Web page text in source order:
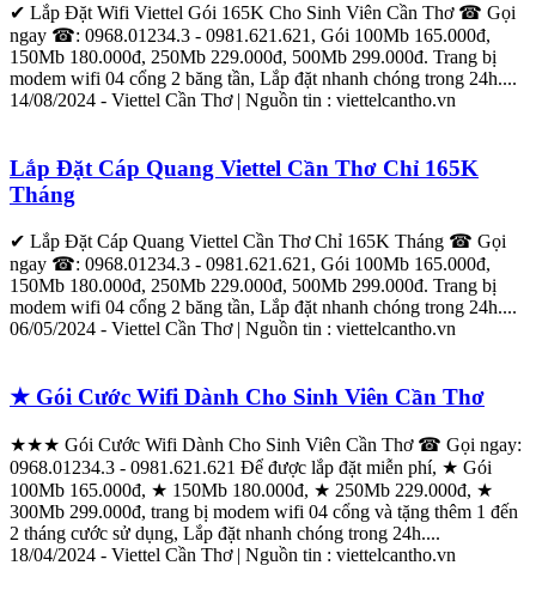
✔ Lắp Đặt Wifi Viettel Gói 165K Cho Sinh Viên Cần Thơ☎ Gọi
ngay ☎: 0968.01234.3 - 0981.621.621, Gói 100Mb 165.000đ,
150Mb 180.000đ, 250Mb 229.000đ, 500Mb 299.000đ. Trang bị
modem wifi 04 cổng 2 băng tần, Lắp đặt nhanh chóng trong 24h....
14/08/2024 - Viettel Cần Thơ| Nguồn tin : viettelcantho.vn
Lắp Đặt Cáp Quang Viettel Cần Thơ Chỉ 165K
Tháng
✔ Lắp Đặt Cáp Quang Viettel Cần ThơChỉ 165K Tháng ☎ Gọi
ngay ☎: 0968.01234.3 - 0981.621.621, Gói 100Mb 165.000đ,
150Mb 180.000đ, 250Mb 229.000đ, 500Mb 299.000đ. Trang bị
modem wifi 04 cổng 2 băng tần, Lắp đặt nhanh chóng trong 24h....
06/05/2024 - Viettel Cần Thơ| Nguồn tin : viettelcantho.vn
★ Gói Cước Wifi Dành Cho Sinh Viên Cần Thơ
★★★ Gói Cước Wifi Dành Cho Sinh Viên Cần Thơ☎ Gọi ngay:
0968.01234.3 - 0981.621.621 Để được lắp đặt miễn phí, ★ Gói
100Mb 165.000đ, ★ 150Mb 180.000đ, ★ 250Mb 229.000đ, ★
300Mb 299.000đ, trang bị modem wifi 04 cổng và tặng thêm 1 đến
2 tháng cước sử dụng, Lắp đặt nhanh chóng trong 24h....
18/04/2024 - Viettel Cần Thơ| Nguồn tin : viettelcantho.vn